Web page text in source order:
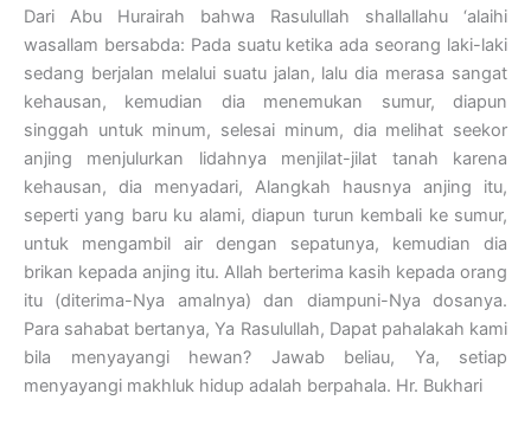
Dari Abu Hurairah bahwa Rasulullah shallallahu ‘alaihi
wasallam bersabda: Pada suatu ketika ada seorang laki-laki
sedang berjalan melalui suatu jalan, lalu dia merasa sangat
kehausan, kemudian dia menemukan sumur, diapun
singgah untuk minum, selesai minum, dia melihat seekor
anjing menjulurkan lidahnya menjilat-jilat tanah karena
kehausan, dia menyadari, Alangkah hausnya anjing itu,
seperti yang baru ku alami, diapun turun kembali ke sumur,
untuk mengambil air dengan sepatunya, kemudian dia
brikan kepada anjing itu. Allah berterima kasih kepada orang
itu (diterima-Nya amalnya) dan diampuni-Nya dosanya.
Para sahabat bertanya, Ya Rasulullah, Dapat pahalakah kami
bila menyayangi hewan? Jawab beliau, Ya, setiap
menyayangi makhluk hidup adalah berpahala. Hr. Bukhari